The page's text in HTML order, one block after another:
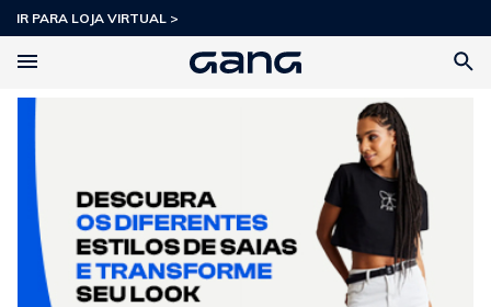
IR PARA LOJA VIRTUAL >